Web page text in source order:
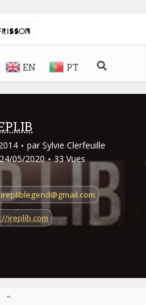
EN PT
par Sylvie Clerfeuille
05/2020
33 Vues
irepliblegend@gmail.com
ireplib.com
"